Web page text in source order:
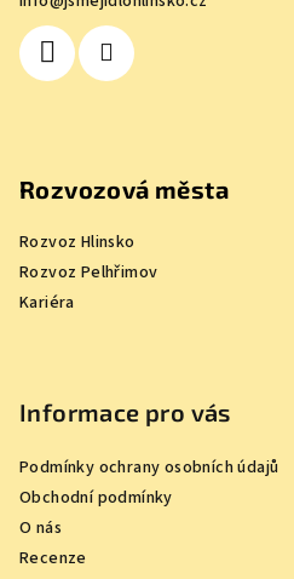
Rozvozová města
Rozvoz Hlinsko
Rozvoz Pelhřimov
Kariéra
Informace pro vás
Podmínky ochrany osobních údajů
Obchodní podmínky
O nás
Recenze